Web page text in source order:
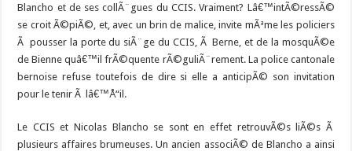
Blancho et de ses collÃ¨gues du CCIS. Vraiment? Lâ€™intÃ©ressÃ©
se croit Ã©piÃ©, et, avec un brin de malice, invite mÃªme les policiers
Ã pousser la porte du siÃ¨ge du CCIS, Ã Berne, et de la mosquÃ©e
de Bienne quâ€™il frÃ©quente rÃ©guliÃ¨rement. La police cantonale
bernoise refuse toutefois de dire si elle a anticipÃ© son invitation
pour le tenir Ã lâ€™Å“il.
Le CCIS et Nicolas Blancho se sont en effet retrouvÃ©s liÃ©s Ã
plusieurs affaires brumeuses. Un ancien associÃ© de Blancho a ainsi